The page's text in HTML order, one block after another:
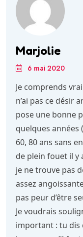
Marjolie
6 mai 2020
Je comprends
n’ai pas ce désir
pose une bonne
quelques années
60, 80 ans sans
de plein fouet il y
je ne trouve pas
assez
pas peur d’être
Je voudrais
important : tu dis